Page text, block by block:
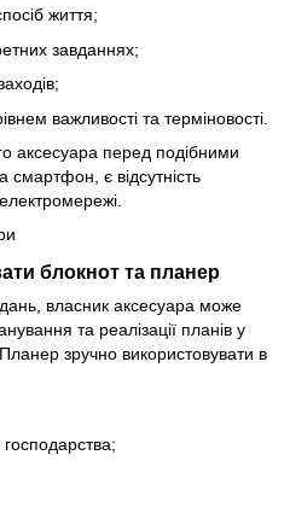
життя;
завданнях;
важливості та терміновості.
аксесуара перед подібними
є відсутність
блокнот та планер
власник аксесуара може
та реалізації планів у
зручно використовувати в